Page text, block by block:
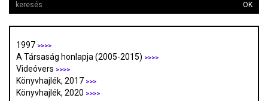
OK
1997 >>>>
A Társaság honlapja (2005-2015) >>>>
Videóvers >>>>
Könyvhajlék, 2017 >>>
Könyvhajlék, 2020 >>>>